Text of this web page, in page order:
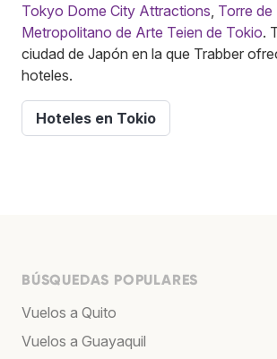
Tokyo Dome City Attractions Torre de
Metropolitano de Arte Teien de Tokio.
ciudad de Japón en la que Trabber
hoteles.
Hoteles en Tokio
BÚSQUEDAS POPULARES
Vuelos a Quito
Vuelos a Guayaquil